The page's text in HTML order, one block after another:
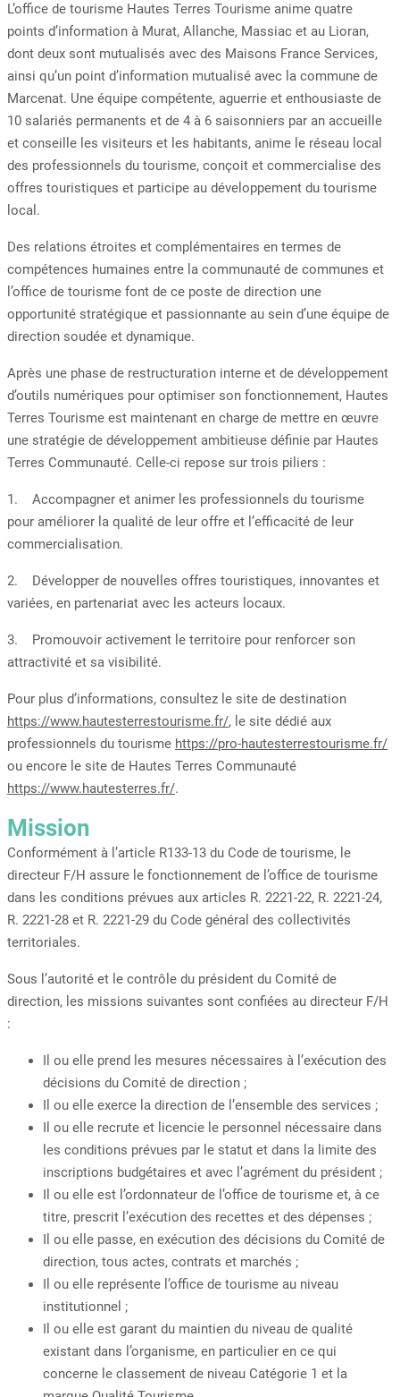
L’office de tourisme Hautes Terres Tourisme anime quatre
points d’information à Murat, Allanche, Massiac et au Lioran,
dont deux sont mutualisés avec des Maisons France Services,
ainsi qu’un point d’information mutualisé avec la commune de
Marcenat. Une équipe compétente, aguerrie et enthousiaste de
10 salariés permanents et de 4 à 6 saisonniers par an accueille
et conseille les visiteurs et les habitants, anime le réseau local
des professionnels du tourisme, conçoit et commercialise des
offres touristiques et participe au développement du tourisme
local.
Des relations étroites et complémentaires en termes de
compétences humaines entre la communauté de communes et
l’office de tourisme font de ce poste de direction une
opportunité stratégique et passionnante au sein d’une équipe de
direction soudée et dynamique.
Après une phase de restructuration interne et de développement
d’outils numériques pour optimiser son fonctionnement, Hautes
Terres Tourisme est maintenant en charge de mettre en œuvre
une stratégie de développement ambitieuse définie par Hautes
Terres Communauté. Celle-ci repose sur trois piliers :
1. Accompagner et animer les professionnels du tourisme
pour améliorer la qualité de leur offre et l’efficacité de leur
commercialisation.
2. Développer de nouvelles offres touristiques, innovantes et
variées, en partenariat avec les acteurs locaux.
3. Promouvoir activement le territoire pour renforcer son
attractivité et sa visibilité.
Pour plus d’informations, consultez le site de destination
https://www.hautesterrestourisme.fr/, le site dédié aux
professionnels du tourisme https://pro-hautesterrestourisme.fr/
ou encore le site de Hautes Terres Communauté
https://www.hautesterres.fr/.
Mission
Conformément à l’article R133-13 du Code de tourisme, le
directeur F/H assure le fonctionnement de l’office de tourisme
dans les conditions prévues aux articles R. 2221-22, R. 2221-24,
R. 2221-28 et R. 2221-29 du Code général des collectivités
territoriales.
Sous l’autorité et le contrôle du président du Comité de
direction, les missions suivantes sont confiées au directeur F/H
:
Il ou elle prend les mesures nécessaires à l’exécution des
décisions du Comité de direction ;
Il ou elle exerce la direction de l’ensemble des services ;
Il ou elle recrute et licencie le personnel nécessaire dans
les conditions prévues par le statut et dans la limite des
inscriptions budgétaires et avec l’agrément du président ;
Il ou elle est l’ordonnateur de l’office de tourisme et, à ce
titre, prescrit l’exécution des recettes et des dépenses ;
Il ou elle passe, en exécution des décisions du Comité de
direction, tous actes, contrats et marchés ;
Il ou elle représente l’office de tourisme au niveau
institutionnel ;
Il ou elle est garant du maintien du niveau de qualité
existant dans l’organisme, en particulier en ce qui
concerne le classement de niveau Catégorie 1 et la